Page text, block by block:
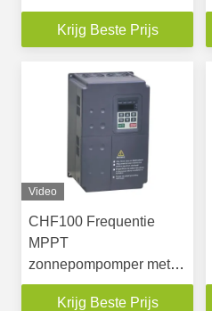
zonnepompomper
Krijg Beste Prijs
Video
CHF100 Frequentie
MPPT
zonnepompomper met
vectorregeling voor
maximaal vermogen
Krijg Beste Prijs